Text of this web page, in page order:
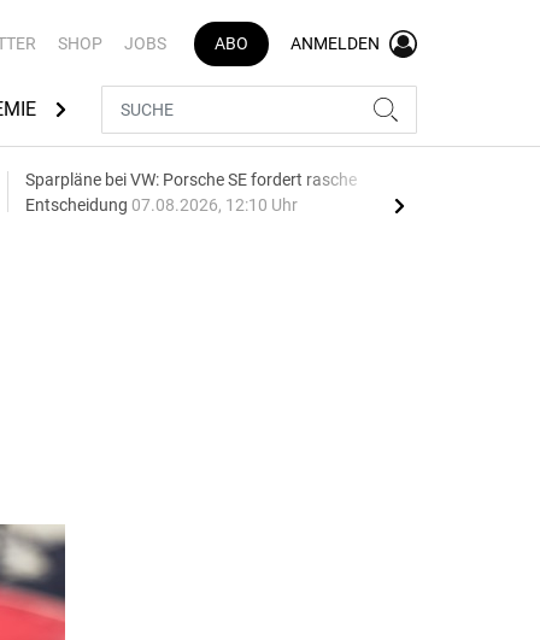
SHOP JOBS ABO ANMELDEN
AUTOMARKEN
Sparpläne bei VW: Porsche SE fordert rasche
Entscheidung 07.08.2026, 12:10 Uhr